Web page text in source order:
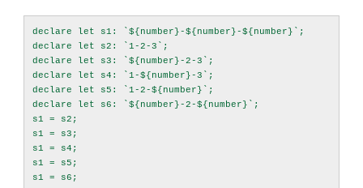
declare let s1: `${number}-${number}-${number}`;
declare let s2: `1-2-3`;
declare let s3: `${number}-2-3`;
declare let s4: `1-${number}-3`;
declare let s5: `1-2-${number}`;
declare let s6: `${number}-2-${number}`;
s1 = s2;
s1 = s3;
s1 = s4;
s1 = s5;